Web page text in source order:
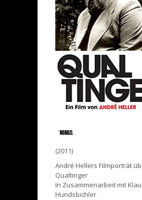
(2011)
André Hellers Filmporträt
Qualtinger
In Zusammenarbeit mit
Hundsbichler